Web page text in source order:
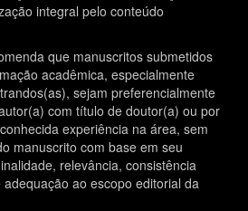
integral pelo conteúdo
que manuscritos submetidos
acadêmica, especialmente
sejam preferencialmente
com título de doutor(a) ou por
experiência na área, sem
manuscrito com base em seu
relevância, consistência
ao escopo editorial da